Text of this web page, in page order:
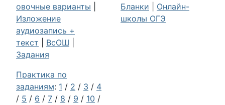
овочные варианты
Изложение
аудиозапись +
текст
ВсОШ
Задания
Практика по
заданиям: 1 / 2 / 3 / 4
/ 5 / 6 / 7 / 8 / 9 / 10 /
Бланки
Онлайн-
школы ОГЭ